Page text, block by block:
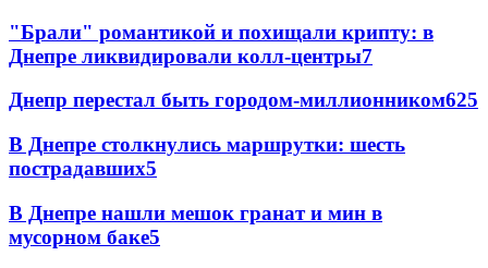
"Брали" романтикой и похищали крипту: в
Днепре ликвидировали колл-центры7
Днепр перестал быть городом-миллионником625
В Днепре столкнулись маршрутки: шесть
пострадавших5
В Днепре нашли мешок гранат и мин в
мусорном баке5